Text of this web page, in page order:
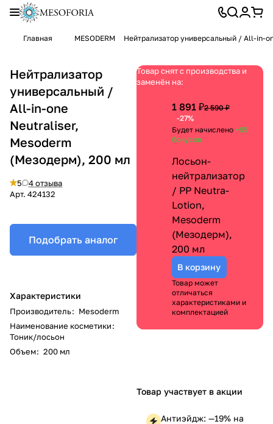
Главная MESODERM Нейтрализатор универсальный / All-in-
Нейтрализатор
универсальный /
All-in-one
Neutraliser,
Mesoderm
(Мезодерм), 200 мл
5
4 отзыва
Арт. 424132
Подобрать аналог
Характеристики
Производитель: Mesoderm
Наименование косметики:
Тоник/лосьон
Объем: 200 мл
Товар снят с производства и
заменён на:
1 891 ₽2 590 ₽
-27%
Будет начислено +95
бонусов
Лосьон-
нейтрализатор
/ PP Neutra-
Lotion,
Mesoderm
(Мезодерм),
200 мл
В корзину
Товар может
отличаться
характеристиками и
комплектацией
Товар участвует в акции
Антиэйдж: —19% на